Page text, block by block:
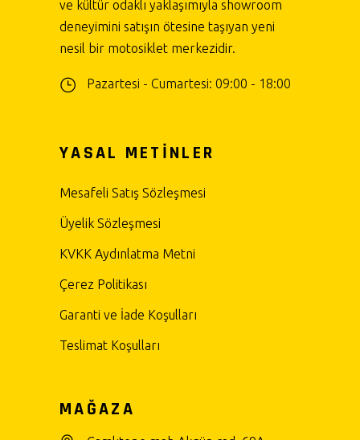
ve kültür odaklı yaklaşımıyla showroom
deneyimini satışın ötesine taşıyan yeni
nesil bir motosiklet merkezidir.
Pazartesi - Cumartesi: 09:00 - 18:00
YASAL METİNLER
Mesafeli Satış Sözleşmesi
Üyelik Sözleşmesi
KVKK Aydınlatma Metni
Çerez Politikası
Garanti ve İade Koşulları
Teslimat Koşulları
MAĞAZA